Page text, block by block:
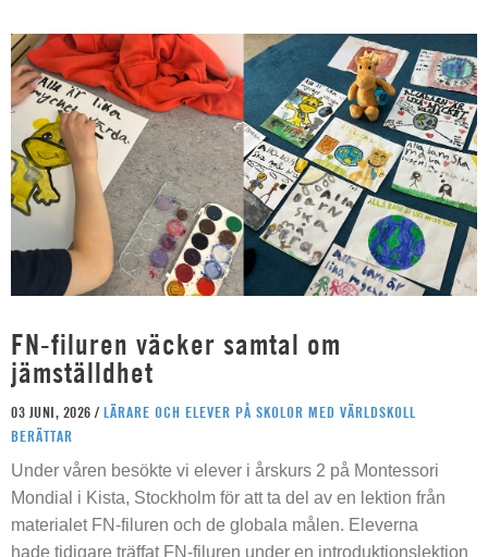
FN-filuren väcker samtal om
jämställdhet
03 JUNI, 2026 / LÄRARE OCH ELEVER PÅ SKOLOR MED VÄRLDSKOLL
BERÄTTAR
Under våren besökte vi elever i årskurs 2 på Montessori
Mondial i Kista, Stockholm för att ta del av en lektion från
materialet FN-filuren och de globala målen. Eleverna
hade tidigare träffat FN-filuren under en introduktionslektion